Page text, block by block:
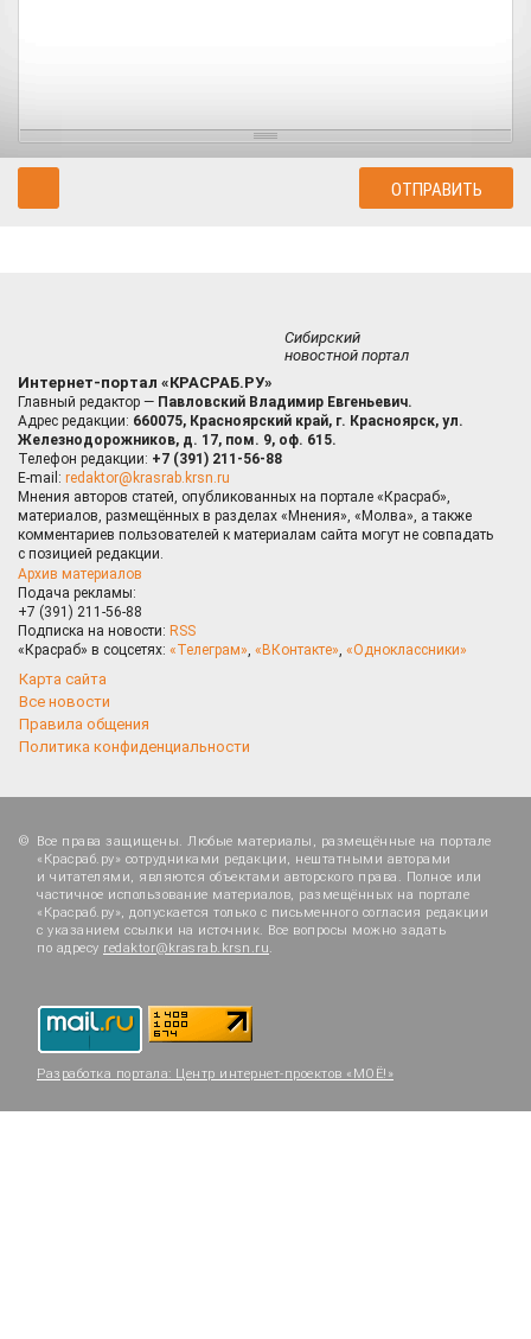
Сибирский
новостной портал
Интернет-портал «КРАСРАБ.РУ»
Главный редактор — Павловский Владимир Евгеньевич.
Адрес редакции: 660075, Красноярский край, г. Красноярск, ул.
Железнодорожников, д. 17, пом. 9, оф. 615.
Телефон редакции: +7 (391) 211-56-88
E-mail: redaktor@krasrab.krsn.ru
Мнения авторов статей, опубликованных на портале «Красраб»,
материалов, размещённых в разделах «Мнения», «Молва», а также
комментариев пользователей к материалам сайта могут не совпадать
с позицией редакции.
Архив материалов
Подача рекламы:
+7 (391) 211-56-88
Подписка на новости: RSS
«Красраб» в соцсетях: «Телеграм», «ВКонтакте», «Одноклассники»
Карта сайта
Все новости
Правила общения
Политика конфиденциальности
Все права защищены. Любые материалы, размещённые на портале
«Красраб.ру» сотрудниками редакции, нештатными авторами
и читателями, являются объектами авторского права. Полное или
частичное использование материалов, размещённых на портале
«Красраб.ру», допускается только с письменного согласия редакции
с указанием ссылки на источник. Все вопросы можно задать
по адресу redaktor@krasrab.krsn.ru.
Разработка портала: Центр интернет-проектов «МОЁ!»